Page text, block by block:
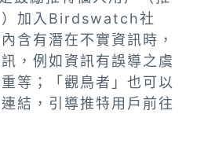
）加入Birdswatch社
含有潛在不實資訊時，
，例如資訊有誤導之虞
等；「觀鳥者」也可以
結，引導推特用戶前往